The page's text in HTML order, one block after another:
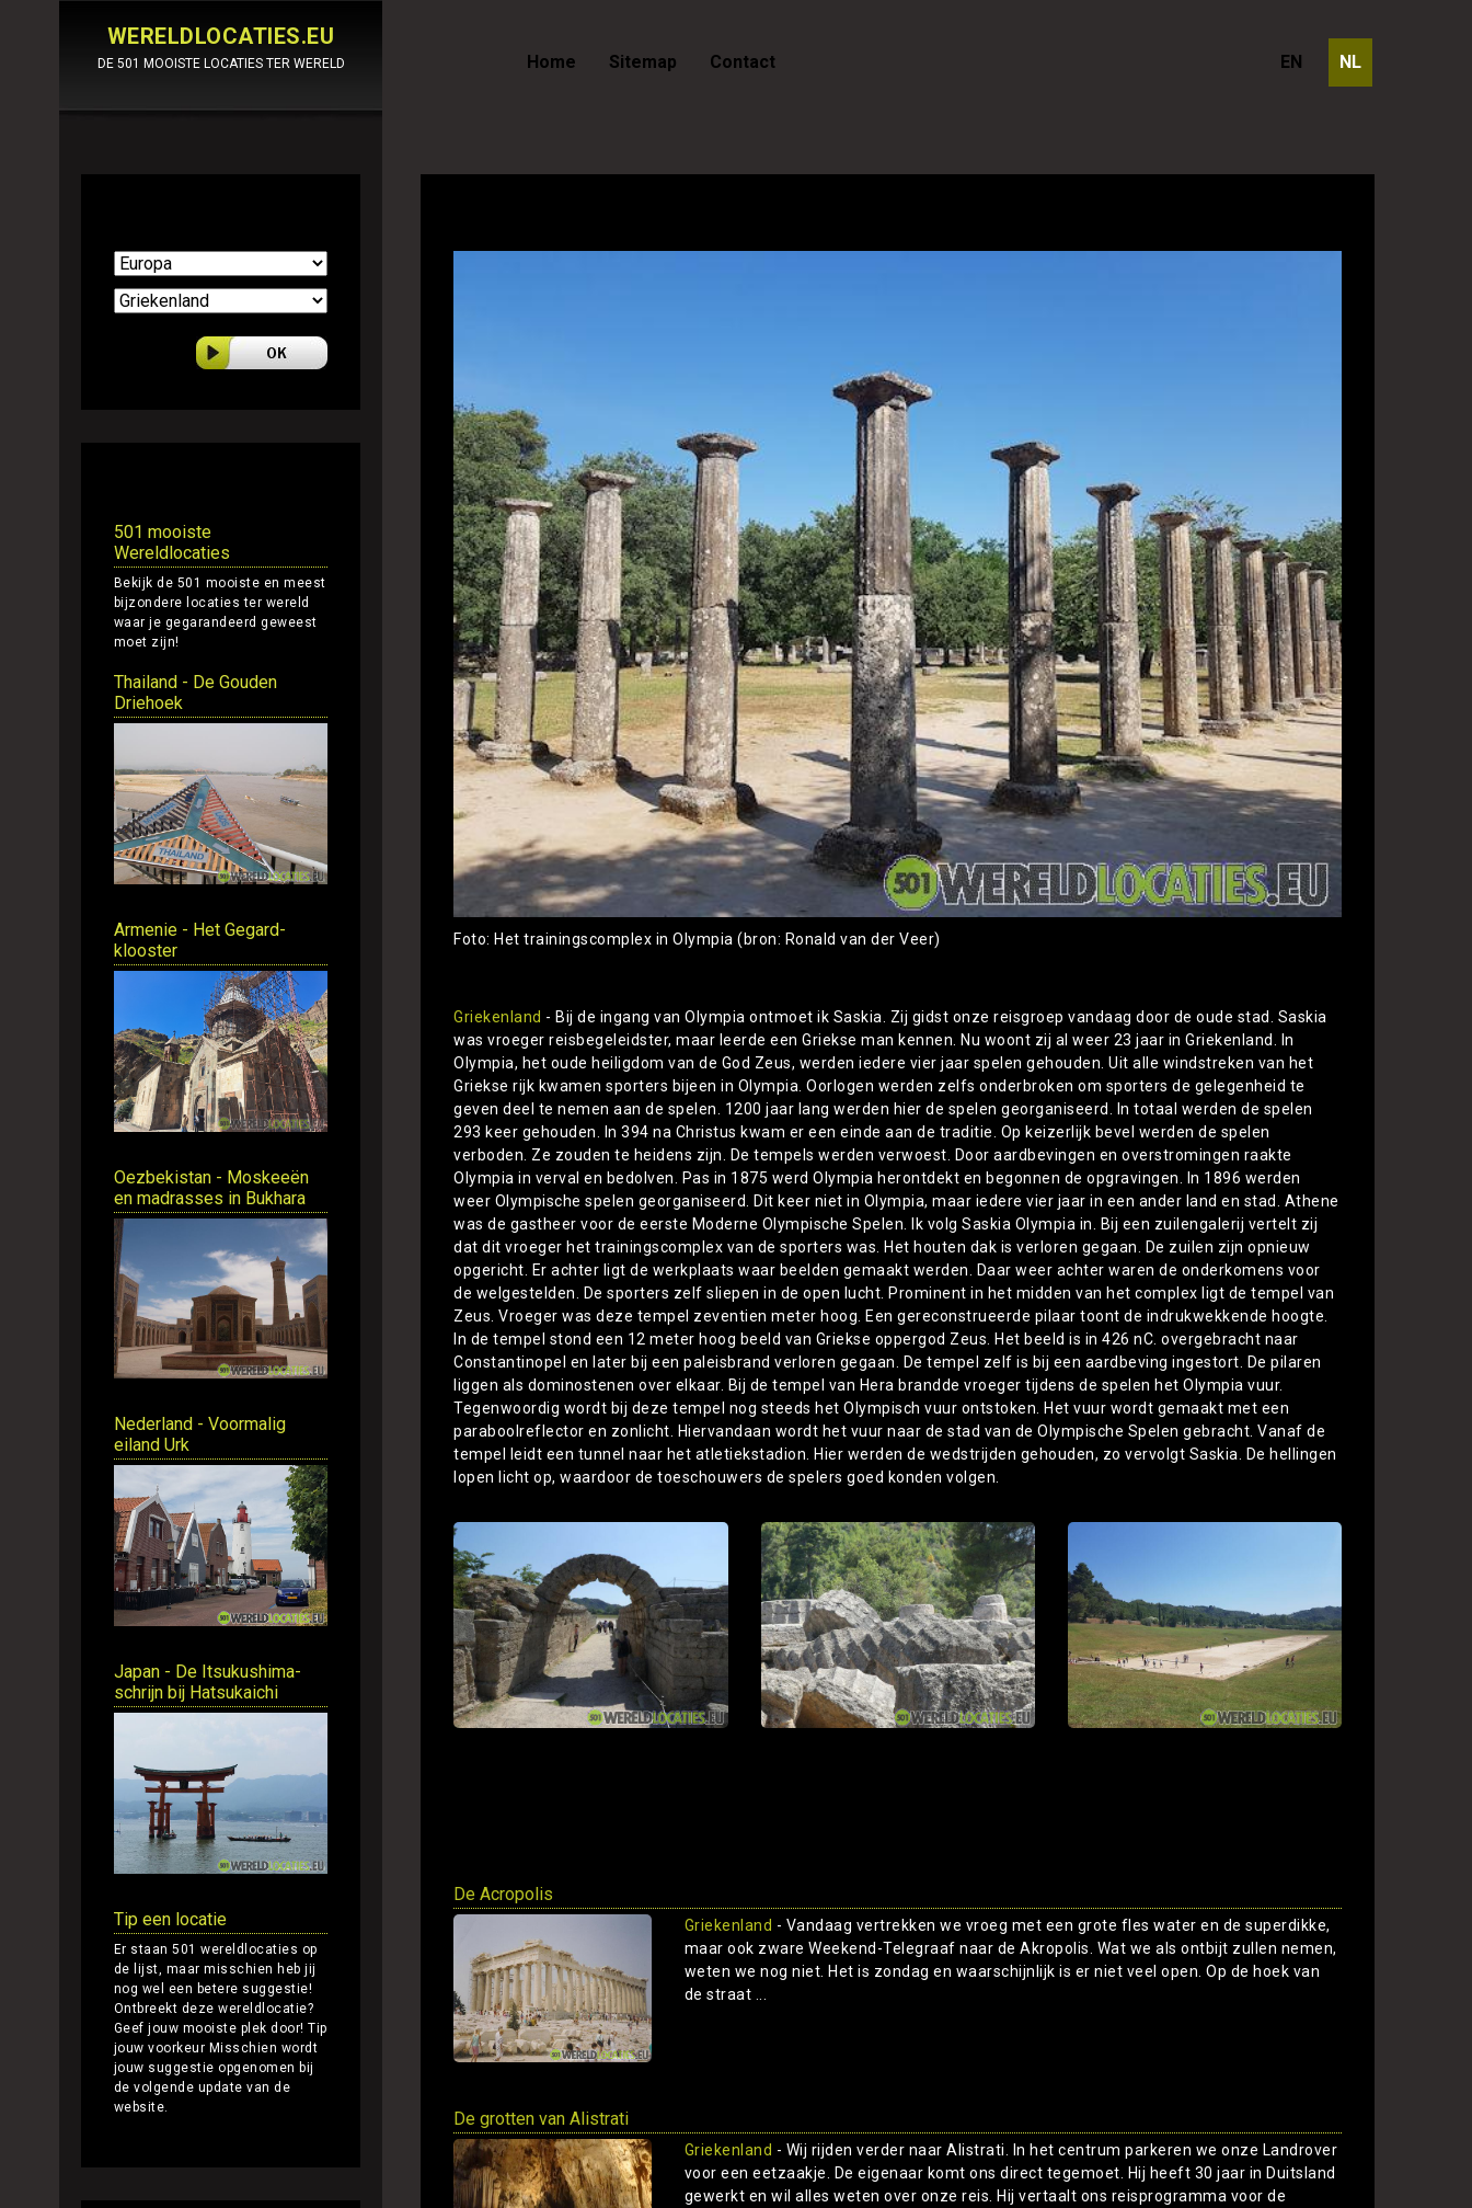
WERELDLOCATIES.EU
DE 501 MOOISTE LOCATIES TER WERELD
501 mooiste
Wereldlocaties
Bekijk de 501 mooiste en meest
bijzondere locaties ter wereld
waar je gegarandeerd geweest
moet zijn!
Thailand - De Gouden
Driehoek
Armenie - Het Gegard-
klooster
Oezbekistan - Moskeeën
en madrasses in Bukhara
Nederland - Voormalig
eiland Urk
Japan - De Itsukushima-
schrijn bij Hatsukaichi
Tip een locatie
Er staan 501 wereldlocaties op
de lijst, maar misschien heb jij
nog wel een betere suggestie!
Ontbreekt deze wereldlocatie?
Geef jouw mooiste plek door!Tip
jouw voorkeur Misschien wordt
jouw suggestie opgenomen bij
de volgende update van de
website.
Home Sitemap Contact NL
EN
Foto: Het trainingscomplex in Olympia (bron: Ronald van der Veer)
Griekenland - Bij de ingang van Olympia ontmoet ik Saskia. Zij gidst onze reisgroep vandaag door de oude stad. Saskia
was vroeger reisbegeleidster, maar leerde een Griekse man kennen. Nu woont zij al weer 23 jaar in Griekenland. In
Olympia, het oude heiligdom van de God Zeus, werden iedere vier jaar spelen gehouden. Uit alle windstreken van het
Griekse rijk kwamen sporters bijeen in Olympia. Oorlogen werden zelfs onderbroken om sporters de gelegenheid te
geven deel te nemen aan de spelen. 1200 jaar lang werden hier de spelen georganiseerd. In totaal werden de spelen
293 keer gehouden. In 394 na Christus kwam er een einde aan de traditie. Op keizerlijk bevel werden de spelen
verboden. Ze zouden te heidens zijn. De tempels werden verwoest. Door aardbevingen en overstromingen raakte
Olympia in verval en bedolven. Pas in 1875 werd Olympia herontdekt en begonnen de opgravingen. In 1896 werden
weer Olympische spelen georganiseerd. Dit keer niet in Olympia, maar iedere vier jaar in een ander land en stad. Athene
was de gastheer voor de eerste Moderne Olympische Spelen. Ik volg Saskia Olympia in. Bij een zuilengalerij vertelt zij
dat dit vroeger het trainingscomplex van de sporters was. Het houten dak is verloren gegaan. De zuilen zijn opnieuw
opgericht. Er achter ligt de werkplaats waar beelden gemaakt werden. Daar weer achter waren de onderkomens voor
de welgestelden. De sporters zelf sliepen in de open lucht. Prominent in het midden van het complex ligt de tempel van
Zeus. Vroeger was deze tempel zeventien meter hoog. Een gereconstrueerde pilaar toont de indrukwekkende hoogte.
In de tempel stond een 12 meter hoog beeld van Griekse oppergod Zeus. Het beeld is in 426 nC. overgebracht naar
Constantinopel en later bij een paleisbrand verloren gegaan. De tempel zelf is bij een aardbeving ingestort. De pilaren
liggen als dominostenen over elkaar. Bij de tempel van Hera brandde vroeger tijdens de spelen het Olympia vuur.
Tegenwoordig wordt bij deze tempel nog steeds het Olympisch vuur ontstoken. Het vuur wordt gemaakt met een
paraboolreflector en zonlicht. Hiervandaan wordt het vuur naar de stad van de Olympische Spelen gebracht. Vanaf de
tempel leidt een tunnel naar het atletiekstadion. Hier werden de wedstrijden gehouden, zo vervolgt Saskia. De hellingen
lopen licht op, waardoor de toeschouwers de spelers goed konden volgen.
De Acropolis
Griekenland - Vandaag vertrekken we vroeg met een grote fles water en de superdikke,
maar ook zware Weekend-Telegraaf naar de Akropolis. Wat we als ontbijt zullen nemen,
weten we nog niet. Het is zondag en waarschijnlijk is er niet veel open. Op de hoek van
de straat ...
De grotten van Alistrati
Griekenland - Wij rijden verder naar Alistrati. In het centrum parkeren we onze Landrover
voor een eetzaakje. De eigenaar komt ons direct tegemoet. Hij heeft 30 jaar in Duitsland
gewerkt en wil alles weten over onze reis. Hij vertaalt ons reisprogramma voor de